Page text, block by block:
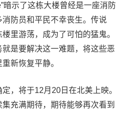
暗示了这栋大楼曾经是一座消防
防员和平民不幸丧生。传说
里游荡，成为了可怕的猛鬼。
是要解决这一难题，将这些恶
新恢复平静。
，将于12月20日在北美上映。
充满期待，期待能够再次看到